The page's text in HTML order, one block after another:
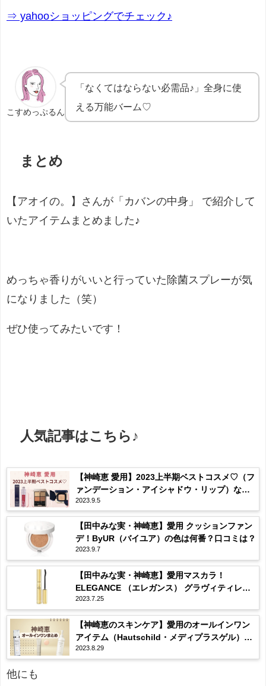
⇒ yahooショッピングでチェック♪
こすめっぷるん
「なくてはならない必需品♪」全身に使
える万能バーム♡
まとめ
【アオイの。】さんが「カバンの中身」 で紹介して
いたアイテムまとめました♪
めっちゃ香りがいいと行っていた除菌スプレーが気
になりました（笑）
ぜひ使ってみたいです！
人気記事はこちら♪
【神崎恵 愛用】2023上半期ベストコスメ♡（フ
ァンデーション・アイシャドウ・リップ）など
まとめ♡
2023.9.5
【田中みな実・神崎恵】愛用 クッションファン
デ！ByUR（バイユア）の色は何番？口コミは？
2023.9.7
【田中みな実・神崎恵】愛用マスカラ！
ELEGANCE （エレガンス） グラヴィティレス
マスカラ ってどんな？
2023.7.25
【神崎恵のスキンケア】愛用のオールインワン
アイテム（Hautschild・メディプラスゲル）な
どまとめ♡
2023.8.29
他にも